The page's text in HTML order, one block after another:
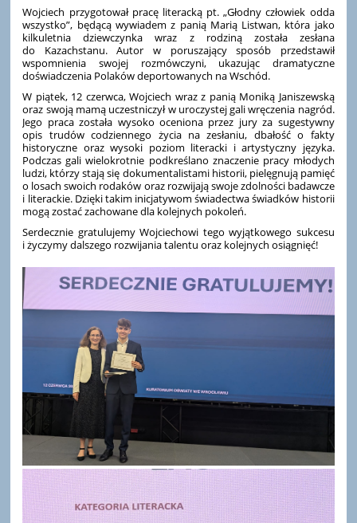
Wojciech przygotował pracę literacką pt. „Głodny człowiek odda
wszystko”, będącą wywiadem z panią Marią Listwan, która jako
kilkuletnia dziewczynka wraz z rodziną została zesłana
do Kazachstanu. Autor w poruszający sposób przedstawił
wspomnienia swojej rozmówczyni, ukazując dramatyczne
doświadczenia Polaków deportowanych na Wschód.
W piątek, 12 czerwca, Wojciech wraz z panią Moniką Janiszewską
oraz swoją mamą uczestniczył w uroczystej gali wręczenia nagród.
Jego praca została wysoko oceniona przez jury za sugestywny
opis trudów codziennego życia na zesłaniu, dbałość o fakty
historyczne oraz wysoki poziom literacki i artystyczny języka.
Podczas gali wielokrotnie podkreślano znaczenie pracy młodych
ludzi, którzy stają się dokumentalistami historii, pielęgnują pamięć
o losach swoich rodaków oraz rozwijają swoje zdolności badawcze
i literackie. Dzięki takim inicjatywom świadectwa świadków historii
mogą zostać zachowane dla kolejnych pokoleń.
Serdecznie gratulujemy Wojciechowi tego wyjątkowego sukcesu
i życzymy dalszego rozwijania talentu oraz kolejnych osiągnięć!